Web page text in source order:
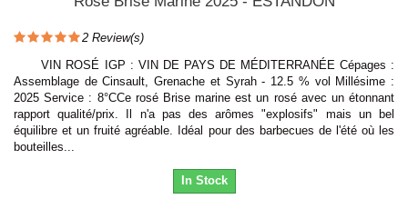
2 Review(s)
VIN ROSÉ IGP : VIN DE PAYS DE MÉDITERRANÉE Cépages :
Assemblage de Cinsault, Grenache et Syrah - 12.5 % vol Millésime :
2025 Service : 8°CCe rosé Brise marine est un rosé avec un étonnant
rapport qualité/prix. Il n'a pas des arômes "explosifs" mais un bel
équilibre et un fruité agréable. Idéal pour des barbecues de l'été où les
bouteilles...
In Stock